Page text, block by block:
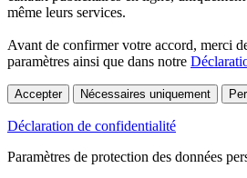
même leurs services.
Avant de confirmer votre accord, merci
paramètres ainsi que dans notre
Accepter Nécessaires uniquement
Déclaration de confidentialité
Paramètres de protection des données